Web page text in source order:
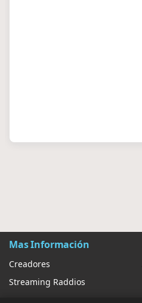
Mas Información
Creadores
Streaming Raddios